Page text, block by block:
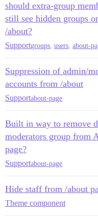
should extra-group
still see hidden groups
/about?
Supportgroups users about-
Suppression of admin/
accounts from /about
Supportabout-page
Built in way to remove
moderators group from
page?
Supportabout-page
Hide staff from /about
Theme component